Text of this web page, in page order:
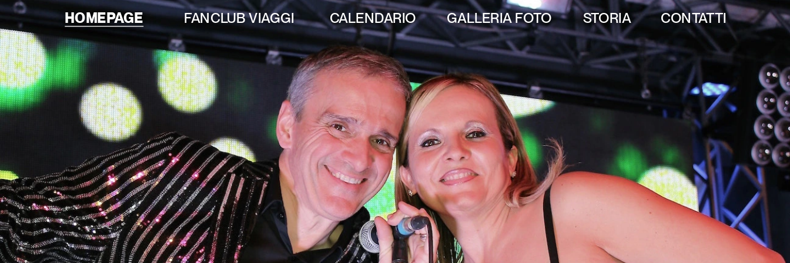
CALENDARIO
HOMEPAGE CONTATTI
STORIA
FANCLUB VIAGGI GALLERIA FOTO